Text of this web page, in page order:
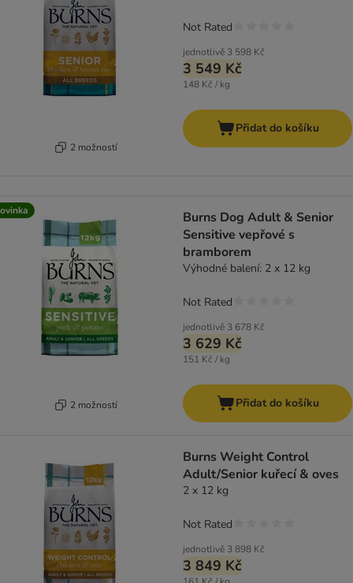
2 možností
jednotlivě 3 598 Kč
3 549 Kč
148 Kč / kg
Not Rated
Přidat do košíku
2 možností
Burns Dog Adult & Senior
Sensitive vepřové s
bramborem
Výhodné balení: 2 x 12 kg
jednotlivě 3 678 Kč
3 629 Kč
151 Kč / kg
Not Rated
Přidat do košíku
Burns Weight Control
Adult/Senior kuřecí & oves
2 x 12 kg
jednotlivě 3 898 Kč
3 849 Kč
Not Rated